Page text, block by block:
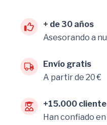
+ de 30 años
Asesorando a
Envío gratis
A partir de 20 €
+15.000
Han confiado